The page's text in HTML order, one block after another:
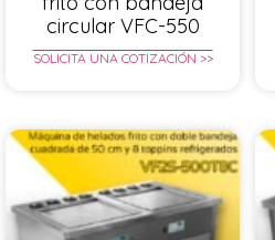
circular VFC-550
SOLICITA UNA COTIZACIÓN >>